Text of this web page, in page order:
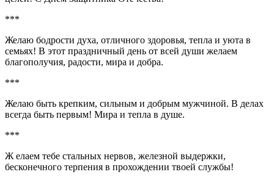
***
Желаю бодрости духа, отличного здоровья, тепла и уюта в
семьях! В этот праздничный день от всей души желаем
благополучия, радости, мира и добра.
***
Желаю быть крепким, сильным и добрым мужчиной. В делах
всегда быть первым! Мира и тепла в душе.
***
Ж елаем тебе стальных нервов, железной выдержки,
бесконечного терпения в прохождении твоей службы!